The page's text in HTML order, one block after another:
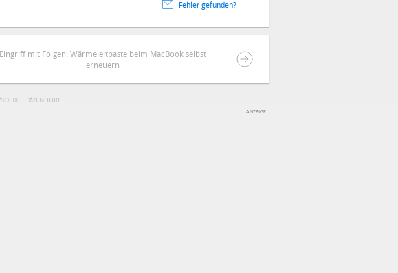
Fehler gefunden?
Eingriff mit Folgen: Wärmeleitpaste beim MacBook selbst
erneuern
SOLIX ZENDURE